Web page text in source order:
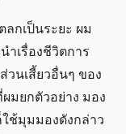
กเป็นระยะ ผม
ำเรื่องชีวิตการ
วนเสี้ยวอื่นๆ ของ
ผมยกตัวอย่าง มอง
ช้มุมมองดังกล่าว